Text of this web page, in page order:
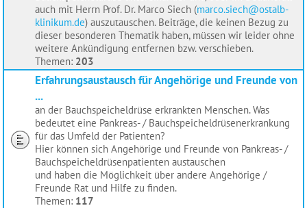
auch mit Herrn Prof. Dr. Marco Siech (marco.siech@ostalb-
klinikum.de) auszutauschen. Beiträge, die keinen Bezug zu
dieser besonderen Thematik haben, müssen wir leider ohne
weitere Ankündigung entfernen bzw. verschieben.
Themen: 203
Erfahrungsaustausch für Angehörige und Freunde von
...
an der Bauchspeicheldrüse erkrankten Menschen. Was
bedeutet eine Pankreas- / Bauchspeicheldrüsenerkrankung
für das Umfeld der Patienten?
Hier können sich Angehörige und Freunde von Pankreas- /
Bauchspeicheldrüsenpatienten austauschen
und haben die Möglichkeit über andere Angehörige /
Freunde Rat und Hilfe zu finden.
Themen: 117